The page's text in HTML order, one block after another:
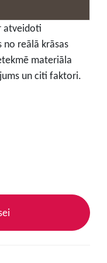
atveidoti
reālā krāsas
materiāla
un citi faktori.